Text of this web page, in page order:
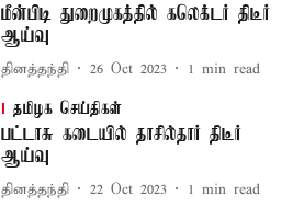
மீன்பிடி துறைமுகத்தில் கலெக்டர் திடீர்
ஆய்வு
தினத்தந்தி 26 Oct 2023 1 min read
தமிழக செய்திகள்
பட்டாசு கடையில் தாசில்தார் திடீர்
ஆய்வு
தினத்தந்தி 22 Oct 2023 1 min read